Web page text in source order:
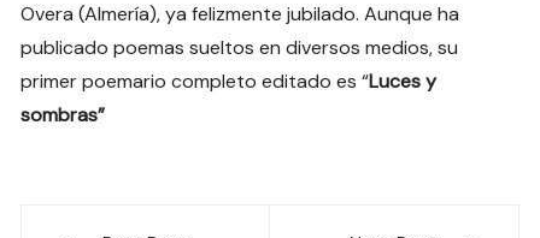
Overa (Almería), ya felizmente jubilado. Aunque ha
publicado poemas sueltos en diversos medios, su
primer poemario completo editado es “Luces y
sombras”